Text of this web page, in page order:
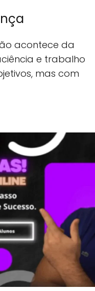
acontece da
e trabalho
mas com